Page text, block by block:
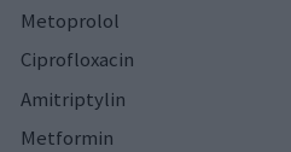
Metoprolol
Ciprofloxacin
Amitriptylin
Metformin